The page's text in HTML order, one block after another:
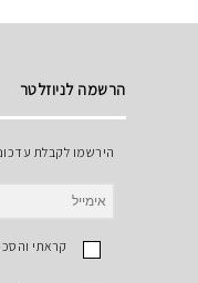
הרשמה לניוזלטר
הירשמו לקבלת עדכונים
קראתי והסכמתי